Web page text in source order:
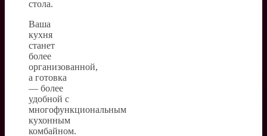
стола.
Ваша
кухня
станет
более
организованной,
а готовка
— более
удобной с
многофункциональным
кухонным
комбайном.